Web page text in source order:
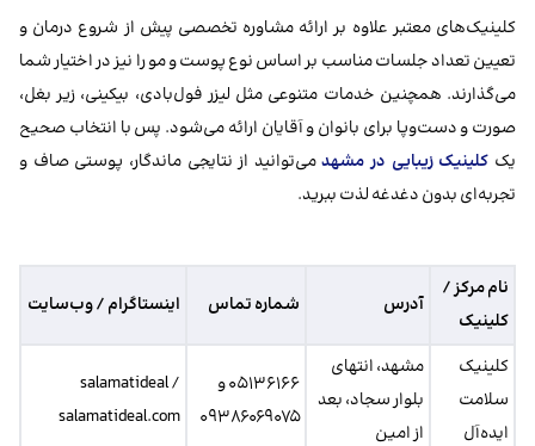
کلینیک‌های معتبر علاوه بر ارائه مشاوره تخصصی پیش از شروع درمان و
تعیین تعداد جلسات مناسب بر اساس نوع پوست و مو را نیز در اختیار شما
می‌گذارند. همچنین خدمات متنوعی مثل لیزر فول‌بادی، بیکینی، زیر بغل،
صورت و دست‌وپا برای بانوان و آقایان ارائه می‌شود. پس با انتخاب صحیح
یک کلینیک زیبایی در مشهدمی‌توانید از نتایجی ماندگار، پوستی صاف و
تجربه‌ای بدون دغدغه لذت ببرید.
نام مرکز /
کلینیک
آدرس شماره تماس اینستاگرام / وب‌سایت
کلینیک
سلامت
ایده‌آل
مشهد، انتهای
بلوار سجاد، بعد
از امین
۰۵۱۳۶۱۶۶ و
۰۹۳۸۶۰۶۹۰۷۵
salamatideal /
salamatideal.com